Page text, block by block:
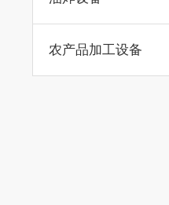
农产品加工设备